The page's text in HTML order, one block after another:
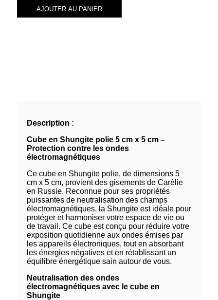
AJOUTER AU PANIER
Description :
Cube en Shungite polie 5 cm x 5 cm –
Protection contre les ondes
électromagnétiques
Ce cube en Shungite polie, de dimensions 5
cm x 5 cm, provient des gisements de Carélie
en Russie. Reconnue pour ses propriétés
puissantes de neutralisation des champs
électromagnétiques, la Shungite est idéale pour
protéger et harmoniser votre espace de vie ou
de travail. Ce cube est conçu pour réduire votre
exposition quotidienne aux ondes émises par
les appareils électroniques, tout en absorbant
les énergies négatives et en rétablissant un
équilibre énergétique sain autour de vous.
Neutralisation des ondes
électromagnétiques avec le cube en
Shungite